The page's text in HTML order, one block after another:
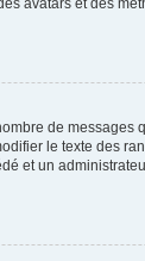
avatars et des
de
le texte des
et un